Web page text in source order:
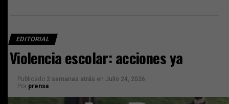
EDITORIAL
Violencia escolar: acciones ya
Publicado 2 semanas atrás en Julio 24, 2026
Por prensa